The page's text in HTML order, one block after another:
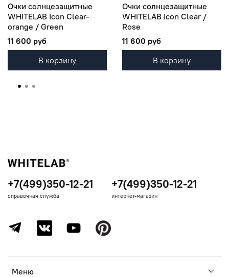
Очки солнцезащитные
WHITELAB Icon Clear-
orange / Green
11 600 руб
В корзину
Очки солнцезащитные
WHITELAB Icon Clear /
Rose
11 600 руб
В корзину
Меню
+7(499)350-12-21
справочная служба
+7(499)350-12-21
интернет-магазин